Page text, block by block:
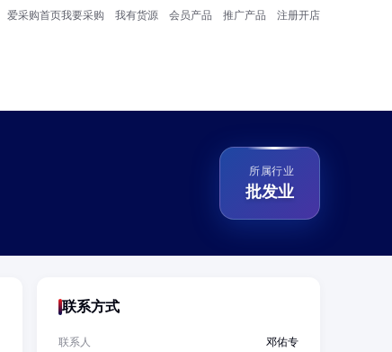
爱采购首页我要采购 我有货源 会员产品 推广产品 注册开店
所属行业
批发业
联系方式
联系人 邓佑专